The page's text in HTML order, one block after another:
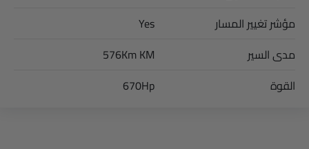
مؤشر تغيير المسار
Yes
مدى السير
576Km KM
القوة
670Hp